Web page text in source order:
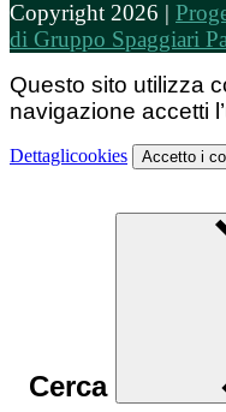
Copyright 2026 |
di Gruppo Spaggiari
Questo sito utilizza
navigazione accetti
Dettaglicookies Accetto i
Cerca